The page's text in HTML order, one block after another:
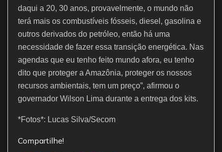
daqui a 20, 30 anos, provavelmente, o mundo não
terá mais os combustíveis fósseis, diesel, gasolina e
outros derivados do petróleo, então há uma
necessidade de fazer essa transição energética. Nas
agendas que eu tenho feito mundo afora, eu tenho
dito que proteger a Amazônia, proteger os nossos
recursos ambientais, tem um preço”, afirmou o
governador Wilson Lima durante a entrega dos kits.
*Fotos*: Lucas Silva/Secom
Compartilhe!